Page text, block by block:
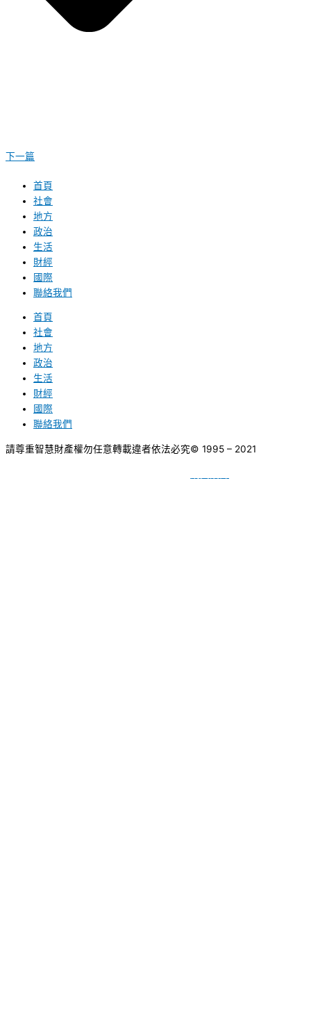
下一篇
首頁
社會
地方
政治
生活
財經
國際
聯絡我們
首頁
社會
地方
政治
生活
財經
國際
聯絡我們
請尊重智慧財產權勿任意轉載違者依法必究© 1995 – 2021